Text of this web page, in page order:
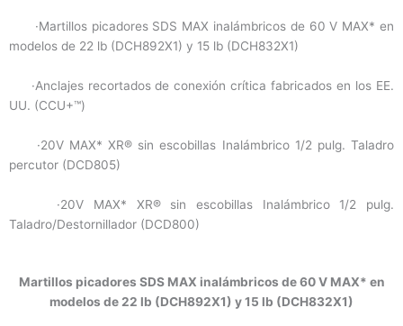
·Martillos picadores SDS MAX inalámbricos de 60 V MAX* en
modelos de 22 lb (DCH892X1) y 15 lb (DCH832X1)
·Anclajes recortados de conexión crítica fabricados en los EE.
UU. (CCU+™)
·20V MAX* XR® sin escobillas Inalámbrico 1/2 pulg. Taladro
percutor (DCD805)
·20V MAX* XR® sin escobillas Inalámbrico 1/2 pulg.
Taladro/Destornillador (DCD800)
Martillos picadores SDS MAX inalámbricos de 60 V MAX* en
modelos de 22 lb (DCH892X1) y 15 lb (DCH832X1)